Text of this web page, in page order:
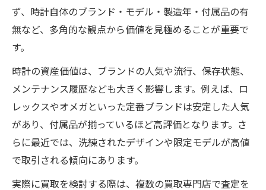
ず、時計自体のブランド・モデル・製造年・付属品の有
無など、多角的な観点から価値を見極めることが重要で
す。
時計の資産価値は、ブランドの人気や流行、保存状態、
メンテナンス履歴なども大きく影響します。例えば、ロ
レックスやオメガといった定番ブランドは安定した人気
があり、付属品が揃っているほど高評価となります。さ
らに最近では、洗練されたデザインや限定モデルが高値
で取引される傾向にあります。
実際に買取を検討する際は、複数の買取専門店で査定を